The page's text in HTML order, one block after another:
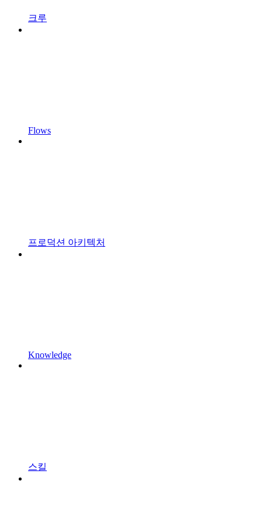
크루
Flows
프로덕션 아키텍처
Knowledge
스킬